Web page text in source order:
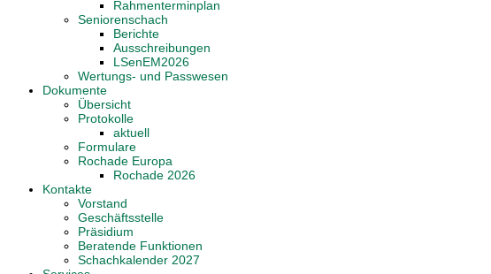
Rahmenterminplan
Seniorenschach
Berichte
Ausschreibungen
LSenEM2026
Wertungs- und Passwesen
Dokumente
Übersicht
Protokolle
aktuell
Formulare
Rochade Europa
Rochade 2026
Kontakte
Vorstand
Geschäftsstelle
Präsidium
Beratende Funktionen
Schachkalender 2027